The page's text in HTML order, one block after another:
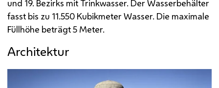
und 19. Bezirks mit Trinkwasser. Der Wasserbehälter
fasst bis zu 11.550 Kubikmeter Wasser. Die maximale
Füllhöhe beträgt 5 Meter.
Architektur